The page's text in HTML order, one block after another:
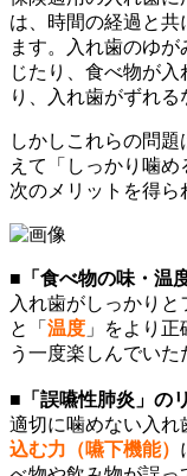
は、時間の経過と共
ます。入れ歯のゆ
じたり、食べ物が
り、入れ歯がずれる
しかしこれらの問
えて「しっかり噛
次のメリットを得ら
■「食べ物の味・温
入れ歯がしっかりと
と「 温度 」をより
う一度楽しんでいた
■「誤嚥性肺炎」の
適切に噛めない入れ
込む力（嚥下機能）